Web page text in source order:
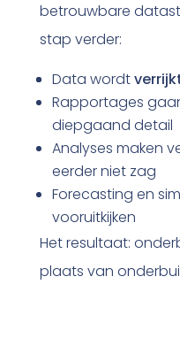
betrouwbare
stap verder:
Data wordt
Rapportages
diepgaand detail
Analyses maken
eerder niet zag
Forecasting en
vooruitkijken
Het resultaat:
plaats van